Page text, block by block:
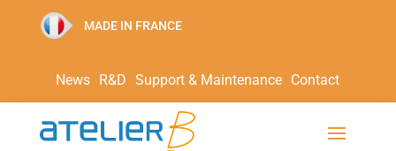
MADE IN FRANCE
News R&D Support & Maintenance Contact